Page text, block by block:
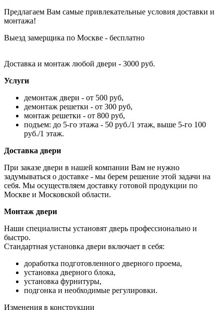
Предлагаем Вам самые привлекательные условия доставки и
монтажа!
Выезд замерщика по Москве - бесплатно
Доставка и монтаж любой двери - 3000 руб.
Услуги
демонтаж двери - от 500 руб,
демонтаж решетки - от 300 руб,
монтаж решетки - от 800 руб,
подъем: до 5-го этажа - 50 руб./1 этаж, выше 5-го 100
руб./1 этаж.
Доставка двери
При заказе двери в нашей компании Вам не нужно
задумываться о доставке - мы берем решение этой задачи на
себя. Мы осуществляем доставку готовой продукции по
Москве и Московской области.
Монтаж двери
Наши специалисты установят дверь профессионально и
быстро.
Стандартная установка двери включает в себя:
доработка подготовленного дверного проема,
установка дверного блока,
установка фурнитуры,
подгонка и необходимые регулировки.
Изменения в конструкции